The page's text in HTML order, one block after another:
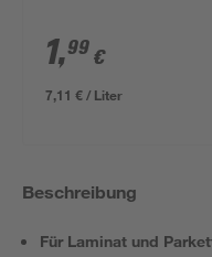
1,99 €
7,11 € / Liter
Beschreibung
Für Laminat und